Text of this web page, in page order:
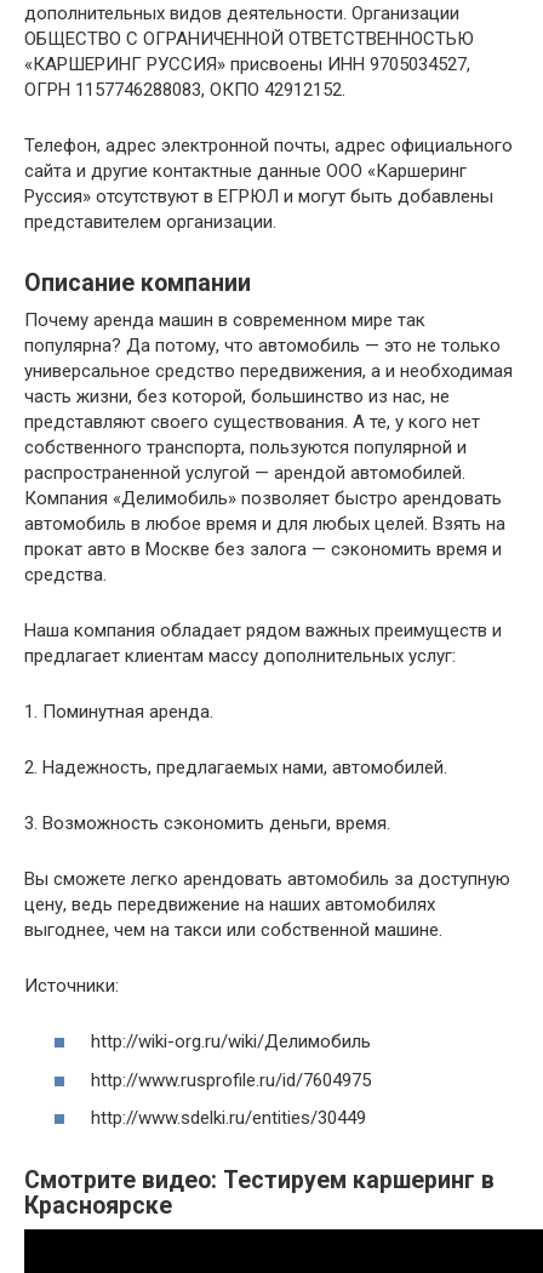
дополнительных видов деятельности. Организации
ОБЩЕСТВО С ОГРАНИЧЕННОЙ ОТВЕТСТВЕННОСТЬЮ
«КАРШЕРИНГ РУССИЯ» присвоены ИНН 9705034527,
ОГРН 1157746288083, ОКПО 42912152.
Телефон, адрес электронной почты, адрес официального
сайта и другие контактные данные ООО «Каршеринг
Руссия» отсутствуют в ЕГРЮЛ и могут быть добавлены
представителем организации.
Описание компании
Почему аренда машин в современном мире так
популярна? Да потому, что автомобиль — это не только
универсальное средство передвижения, а и необходимая
часть жизни, без которой, большинство из нас, не
представляют своего существования. А те, у кого нет
собственного транспорта, пользуются популярной и
распространенной услугой — арендой автомобилей.
Компания «Делимобиль» позволяет быстро арендовать
автомобиль в любое время и для любых целей. Взять на
прокат авто в Москве без залога — сэкономить время и
средства.
Наша компания обладает рядом важных преимуществ и
предлагает клиентам массу дополнительных услуг:
1. Поминутная аренда.
2. Надежность, предлагаемых нами, автомобилей.
3. Возможность сэкономить деньги, время.
Вы сможете легко арендовать автомобиль за доступную
цену, ведь передвижение на наших автомобилях
выгоднее, чем на такси или собственной машине.
Источники:
http://wiki-org.ru/wiki/Делимобиль
http://www.rusprofile.ru/id/7604975
http://www.sdelki.ru/entities/30449
Смотрите видео: Тестируем каршеринг в
Красноярске